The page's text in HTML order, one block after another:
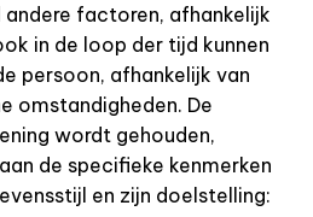
factoren, afhankelijk
in de loop der tijd kunnen
persoon, afhankelijk van
omstandigheden. De
wordt gehouden,
de specifieke kenmerken
en zijn doelstelling: